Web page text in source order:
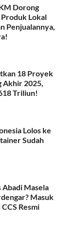
Dorong
Lokal
Penjualannya,
18 Proyek
Akhir 2025,
Triliun!
Lolos ke
Sudah
Abadi Masela
Masuk
Resmi